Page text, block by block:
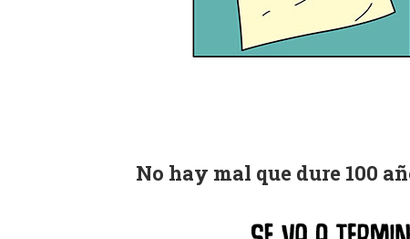
No hay mal que dure 100